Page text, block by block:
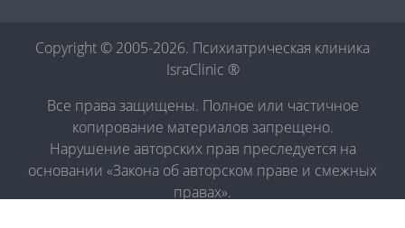
Copyright © 2005-2026. Психиатрическая клиника
IsraClinic ®
Все права защищены. Полное или частичное
копирование материалов запрещено.
Нарушение авторских прав преследуется на
основании «Закона об авторском праве и смежных
правах».